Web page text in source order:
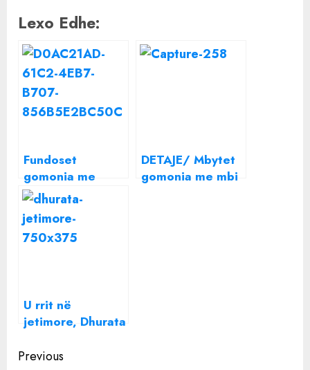
Lexo Edhe:
Fundoset
gomonia me
emigrantë në
DETAJE/ Mbytet
gomonia me mbi
U rrit në
jetimore, Dhurata
Flija në tualet,
Continue
Previous